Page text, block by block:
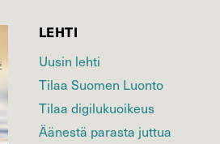
LEHTI
Uusin lehti
Tilaa Suomen Luonto
Tilaa digilukuoikeus
Äänestä parasta juttua